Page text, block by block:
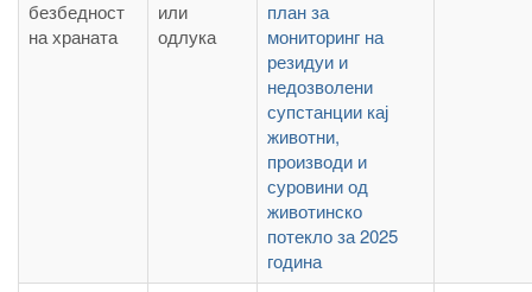
безбедност
на храната
или
одлука
план за
мониторинг на
резидуи и
недозволени
супстанции кај
животни,
производи и
суровини од
животинско
потекло за 2025
година